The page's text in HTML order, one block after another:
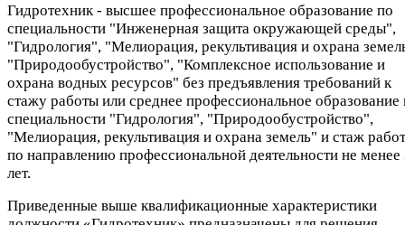
Гидротехник - высшее профессиональное образование по
специальности "Инженерная защита окружающей среды",
"Гидрология", "Мелиорация, рекультивация и охрана
"Природообустройство", "Комплексное использование и
охрана водных ресурсов" без предъявления требований к
стажу работы или среднее профессиональное образование
специальности "Гидрология", "Природообустройство",
"Мелиорация, рекультивация и охрана земель" и стаж
по направлению профессиональной деятельности не менее
лет.
Приведенные выше квалификационные характеристики